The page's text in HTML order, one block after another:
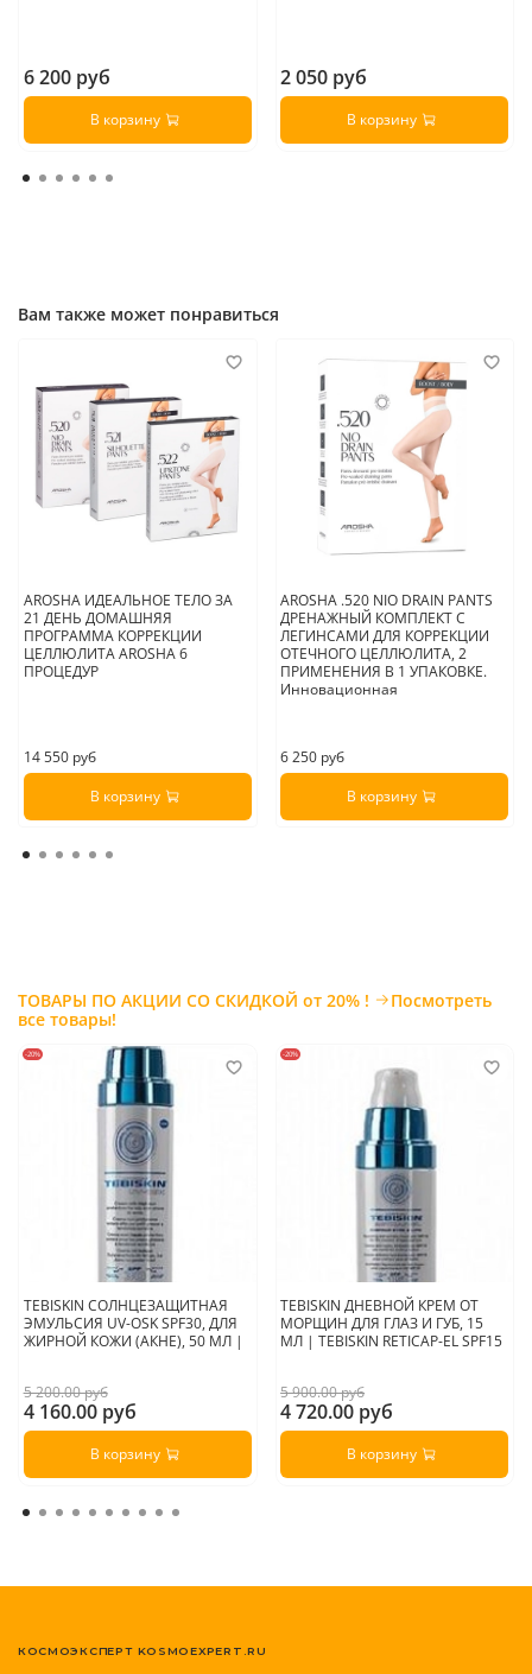
6 200 руб
В корзину
2 050 руб
В корзину
Вам также может понравиться
AROSHA ИДЕАЛЬНОЕ ТЕЛО ЗА
21 ДЕНЬ ДОМАШНЯЯ
ПРОГРАММА КОРРЕКЦИИ
ЦЕЛЛЮЛИТА AROSHA 6
ПРОЦЕДУР
14 550 руб
В корзину
AROSHA .520 NIO DRAIN PANTS
ДРЕНАЖНЫЙ КОМПЛЕКТ С
ЛЕГИНСАМИ ДЛЯ КОРРЕКЦИИ
ОТЕЧНОГО ЦЕЛЛЮЛИТА, 2
ПРИМЕНЕНИЯ В 1 УПАКОВКЕ.
Инновационная
6 250 руб
В корзину
ТОВАРЫ ПО АКЦИИ СО СКИДКОЙ от 20% !
Посмотреть
все товары!
-20%
TEBISKIN СОЛНЦЕЗАЩИТНАЯ
ЭМУЛЬСИЯ UV-OSK SPF30, ДЛЯ
ЖИРНОЙ КОЖИ (АКНЕ), 50 МЛ |
5 200.00 руб
4 160.00 руб
В корзину
-20%
TEBISKIN ДНЕВНОЙ КРЕМ ОТ
МОРЩИН ДЛЯ ГЛАЗ И ГУБ, 15
МЛ | TEBISKIN RETICAP-EL SPF15
5 900.00 руб
4 720.00 руб
В корзину
КОСМОЭКСПЕРТ KOSMOEXPERT.RU